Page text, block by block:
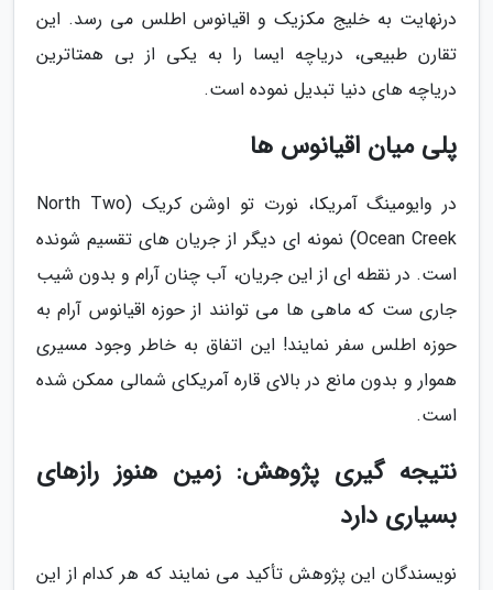
درنهایت به خلیج مکزیک و اقیانوس اطلس می رسد. این
تقارن طبیعی، دریاچه ایسا را به یکی از بی همتاترین
دریاچه های دنیا تبدیل نموده است.
پلی میان اقیانوس ها
در وایومینگ آمریکا، نورت تو اوشن کریک (North Two
Ocean Creek) نمونه ای دیگر از جریان های تقسیم شونده
است. در نقطه ای از این جریان، آب چنان آرام و بدون شیب
جاری ست که ماهی ها می توانند از حوزه اقیانوس آرام به
حوزه اطلس سفر نمایند! این اتفاق به خاطر وجود مسیری
هموار و بدون مانع در بالای قاره آمریکای شمالی ممکن شده
است.
نتیجه گیری پژوهش: زمین هنوز رازهای
بسیاری دارد
نویسندگان این پژوهش تأکید می نمایند که هر کدام از این